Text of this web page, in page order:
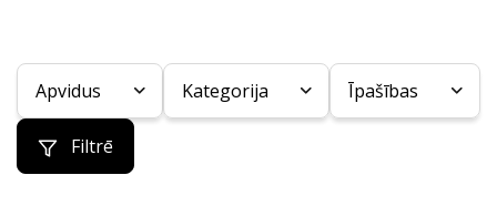
Apvidus Kategorija Īpašības
Filtrē